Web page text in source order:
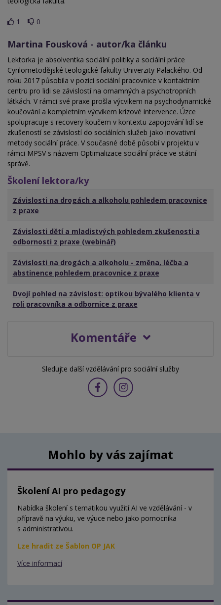
1 0
Martina Fousková - autor/ka článku
Lektorka je absolventka sociální politiky a sociální práce
Cyrilometodějské teologické fakulty Univerzity Palackého. Od
roku 2017 působila v pozici sociální pracovnice v kontaktním
centru pro lidi se závislostí na omamných a psychotropních
látkách. V rámci své praxe prošla výcvikem na psychodynamické
koučování a kompletním výcvikem krizové intervence. Úzce
spolupracuje s recovery koučem v kontextu zapojování lidí se
zkušeností se závislostí do sociálních služeb jako inovativní
metody sociální práce. V současné době působí v projektu v
rámci MPSV s názvem Optimalizace sociální práce ve státní
správě.
Školení lektora/ky
Závislosti na drogách a alkoholu pohledem pracovnice
z praxe
Závislosti dětí a mladistvých pohledem zkušenosti a
odbornosti z praxe (webinář)
Závislosti na drogách a alkoholu - změna, léčba a
abstinence pohledem pracovnice z praxe
Dvojí pohled na závislost: optikou bývalého klienta v
roli pracovníka a odbornice z praxe
Komentáře
Sledujte další vzdělávání pro sociální služby
Mohlo by vás zajímat
Školení AI pro pedagogy
Nabídka školení s tematikou využití AI ve vzdělávání - v
přípravě na výuku, ve výuce nebo jako pomocníka
s administrativou.
Lze hradit ze Šablon OP JAK
Více informací